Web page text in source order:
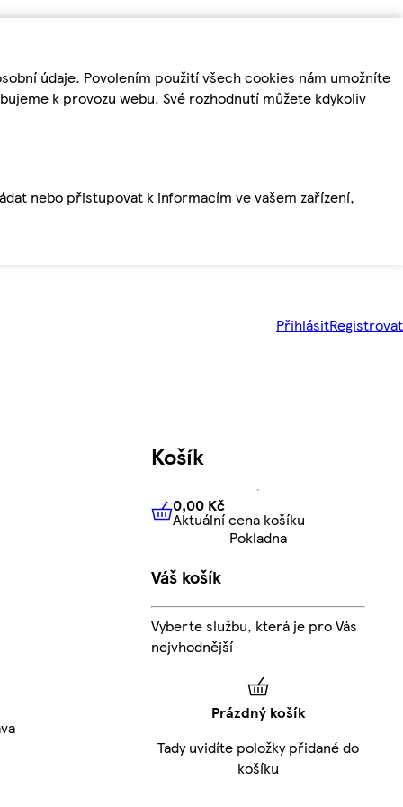
údaje. Povolením použití všech cookies nám umožníte
k provozu webu. Své rozhodnutí můžete kdykoliv
nebo přistupovat k informacím ve vašem zařízení,
PřihlásitRegistrovat
Košík
0,00 KčAktuální cena košíku
0,00 Kč
Aktuální cena košíku
Pokladna
Váš košík
Vyberte službu, která je pro Vás
nejvhodnější
Prázdný košík
Tady uvidíte položky přidané do
košíku